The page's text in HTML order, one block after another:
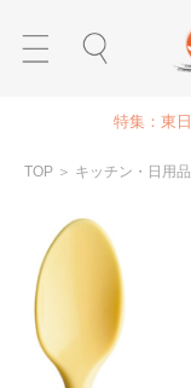
特集：東
TOP ＞ キッチン・日用品